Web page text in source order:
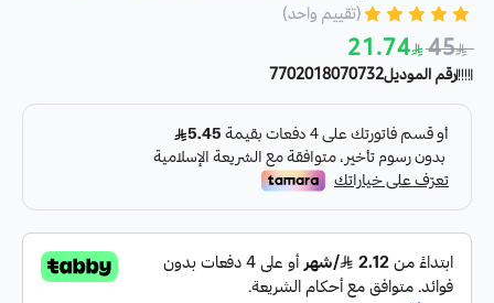
(تقييم واحد)
45
21.74
رقم الموديل7702018070732